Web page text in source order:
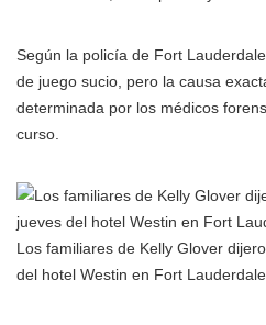
Según la policía de Fort
de juego sucio, pero la causa
determinada por los médicos
curso.
Los familiares de Kelly Glover
del hotel Westin en Fort Lauderdale.